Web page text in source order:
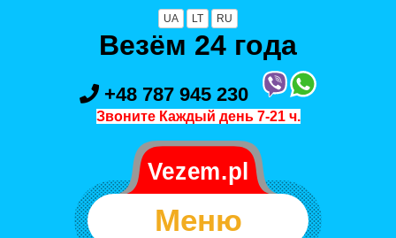
UA LT RU
Везём 24 года
+48 787 945 230
Звоните Каждый день 7-21 ч.
Меню